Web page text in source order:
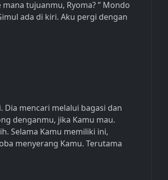
tujuanmu, Ryoma? ” Mondo
ada di kiri. Aku pergi dengan
Dia mencari melalui bagasi dan
denganmu, jika Kamu mau.
Selama Kamu memiliki ini,
menyerang Kamu. Terutama